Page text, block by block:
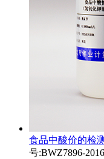
食品中酸价的检
号:BWZ7896-